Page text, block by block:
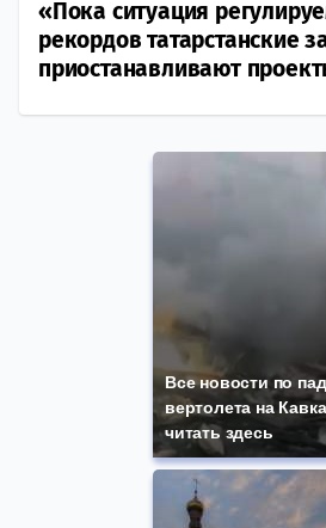
«Пока ситуация
рекордов татарстанские
приостанавливают
Все новости по
вертолета на
читать здесь